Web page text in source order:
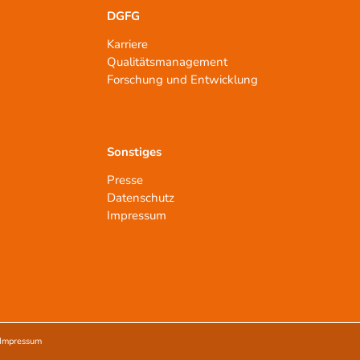
DGFG
Karriere
Qualitätsmanagement
Forschung und Entwicklung
Sonstiges
Presse
Datenschutz
Impressum
Impressum